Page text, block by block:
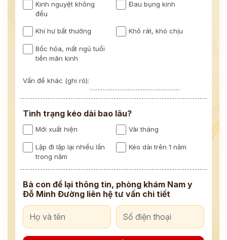
Kinh nguyệt không
đều
Đau bụng kinh
Khí hư bất thường Khô rát, khó chịu
Bốc hỏa, mất ngủ tuổi
tiền mãn kinh
Vấn đề khác (ghi rõ):
Tình trạng kéo dài bao lâu?
Mới xuất hiện Vài tháng
Lặp đi lặp lại nhiều lần
trong năm
Kéo dài trên 1 năm
Bà con để lại thông tin, phòng khám Nam y
Đỗ Minh Đường liên hệ tư vấn chi tiết